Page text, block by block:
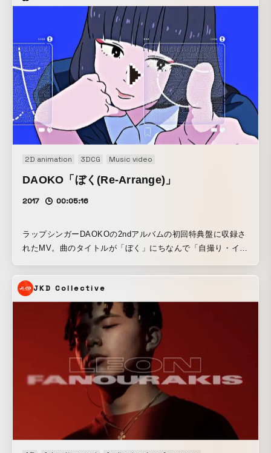
2D animation 3DCG Music video
DAOKO「ぼく(Re-Arrange)」
2017 00:05:16
ラップシンガーDAOKOの2ndアルバムの初回特典盤に収録さ
れたMV。曲のタイトルが「ぼく」にちなんで「自撮り・イン
数を減らしてクオリティを上げるために背景は写真を使うこ
とを想定していたので、「AR自撮りアプリで遊んでたらAR
の世界に吸い込まれてネット空間をさまよう」というプロッ
トを提案した。メジャーデビューしたDAOKOが新たなファ
ンを獲得すると同時に昔のファンを失ったことを匂わせる歌
詞に合わせて、高校生の時のdaokoがセルフィーでメジャー
になってからのDAOKOが対峙し、徐々に自分のパーソナリ
ティーがwebサイトの「リンク切れ」のように剥がされてい
く不穏な展開が進んでいくMVになっている。
JKD Collective